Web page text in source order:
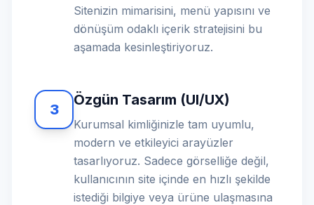
Sitenizin mimarisini, menü yapısını ve
dönüşüm odaklı içerik stratejisini bu
aşamada kesinleştiriyoruz.
3
Özgün Tasarım (UI/UX)
Kurumsal kimliğinizle tam uyumlu,
modern ve etkileyici arayüzler
tasarlıyoruz. Sadece görselliğe değil,
kullanıcının site içinde en hızlı şekilde
istediği bilgiye veya ürüne ulaşmasına